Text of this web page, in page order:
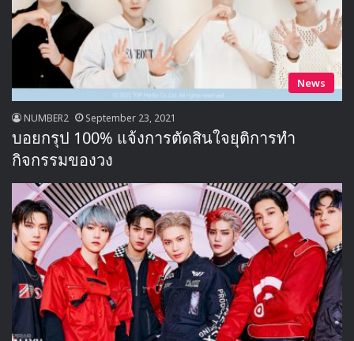
News
NUMBER2 September 23, 2021
บอยกรุป 100% แจ้งการตัดสินใจยุติการทำ
กิจกรรมของวง